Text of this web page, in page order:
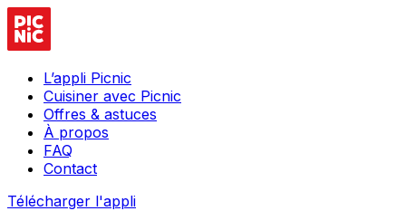
L’appli Picnic
Cuisiner avec Picnic
Offres & astuces
À propos
FAQ
Contact
Télécharger l'appli